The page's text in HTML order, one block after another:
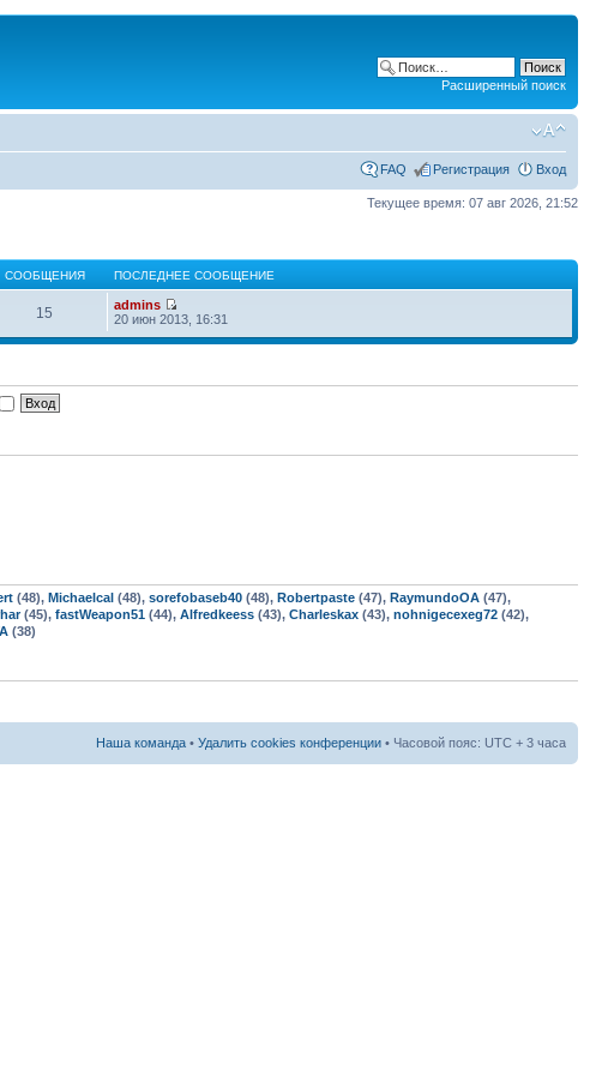
Расширенный поиск
FAQ Регистрация Вход
Текущее время: 07 авг 2026, 21:52
СООБЩЕНИЯ ПОСЛЕДНЕЕ СООБЩЕНИЕ
15
admins
20 июн 2013, 16:31
(48), Michaelcal (48), sorefobaseb40 (48), Robertpaste (47), RaymundoOA (47),
(45), fastWeapon51 (44), Alfredkeess (43), Charleskax (43), nohnigecexeg72 (42),
(38)
Наша команда • Удалить cookies конференции • Часовой пояс: UTC + 3 часа